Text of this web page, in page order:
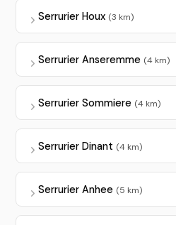
Serrurier Houx (3 km)
Serrurier Anseremme (4 km)
Serrurier Sommiere (4 km)
Serrurier Dinant (4 km)
Serrurier Anhee (5 km)